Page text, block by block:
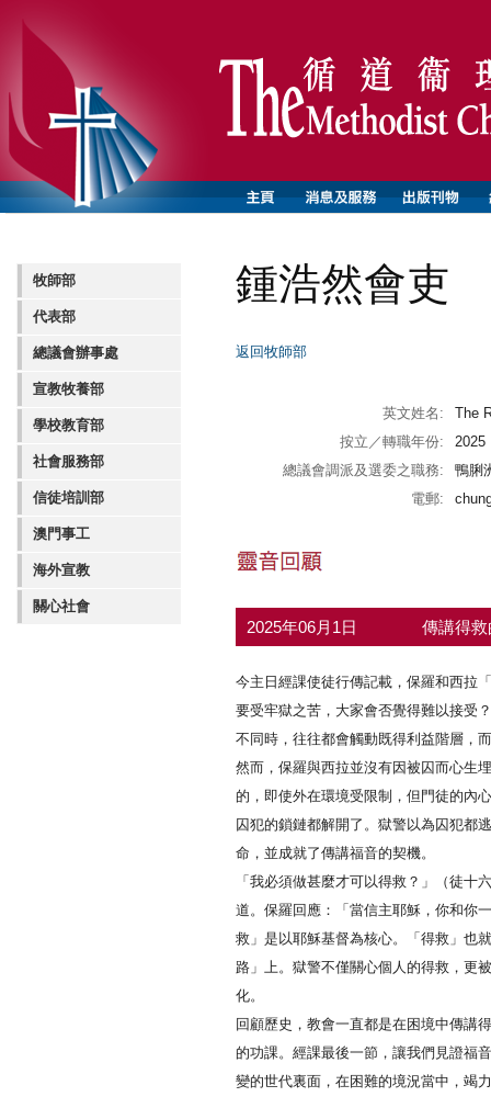
牧師部
代表部
總議會辦事處
宣教牧養部
學校教育部
社會服務部
信徒培訓部
澳門事工
海外宣教
關心社會
鍾浩然會吏
返回牧師部
英文姓名:
The
按立／轉職年份:
2025
總議會調派及選委之職務:
鴨脷
電郵:
2025年06月1日 傳講得
今主日經課使徒行傳記載，保羅和西拉
要受牢獄之苦，大家會否覺得難以接受
不同時，往往都會觸動既得利益階層，
然而，保羅與西拉並沒有因被囚而心生
的，即使外在環境受限制，但門徒的內
囚犯的鎖鏈都解開了。獄警以為囚犯都
命，並成就了傳講福音的契機。
「我必須做甚麼才可以得救？」（徒
道。保羅回應：「當信主耶穌，你和你
救」是以耶穌基督為核心。「得救」也
路」上。獄警不僅關心個人的得救，更
化。
回顧歷史，教會一直都是在困境中傳講
的功課。經課最後一節，讓我們見證福
變的世代裏面，在困難的境況當中，竭